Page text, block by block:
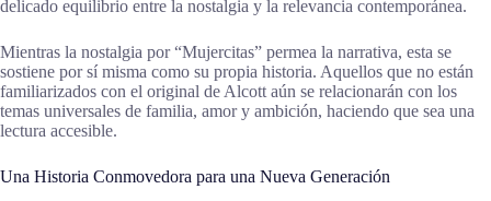
delicado equilibrio entre la nostalgia y la relevancia contemporánea.
Mientras la nostalgia por “Mujercitas” permea la narrativa, esta se
sostiene por sí misma como su propia historia. Aquellos que no están
familiarizados con el original de Alcott aún se relacionarán con los
temas universales de familia, amor y ambición, haciendo que sea una
lectura accesible.
Una Historia Conmovedora para una Nueva Generación